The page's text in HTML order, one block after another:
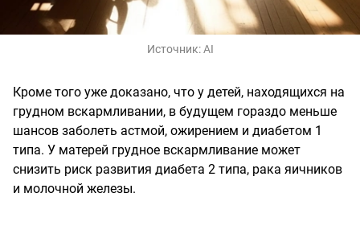
Источник:AI
Кроме того уже доказано, что у детей, находящихся на
грудном вскармливании, в будущем гораздо меньше
шансов заболеть астмой, ожирением и диабетом 1
типа. У матерей грудное вскармливание может
снизить риск развития диабета 2 типа, рака яичников
и молочной железы.